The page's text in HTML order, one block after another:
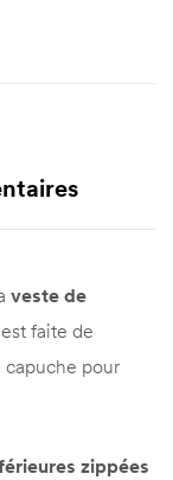
veste de
est faite de
capuche pour
zippées